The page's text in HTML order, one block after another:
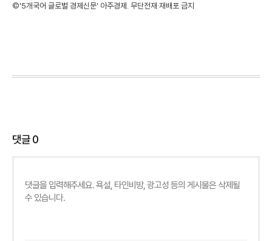
©'5개국어 글로벌 경제신문' 아주경제. 무단전재·재배포 금지
댓글0